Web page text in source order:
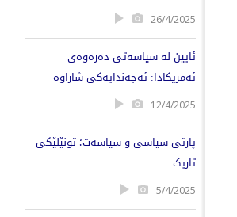
26/4/2025
ئایین لە سیاسەتی دەرەوەی
ئەمریکادا: ئەجەندایەکی شاراوە
12/4/2025
پارتی سیاسی و سیاسەت؛ تونێلێکی
تاریک
5/4/2025